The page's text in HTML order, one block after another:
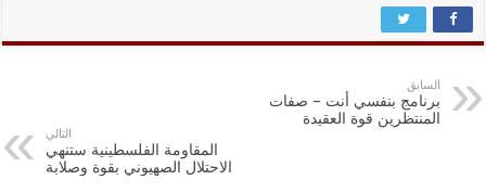
السابق
برنامج بنفسي أنت – صفات
المنتظرين قوة العقيدة
التالي
المقاومة الفلسطينية ستنهي
الاحتلال الصهيوني بقوة وصلابة